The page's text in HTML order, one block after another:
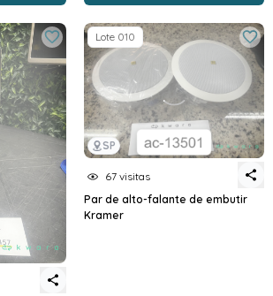
SP
Lote 010
67 visitas
Par de alto-falante de embutir
Kramer